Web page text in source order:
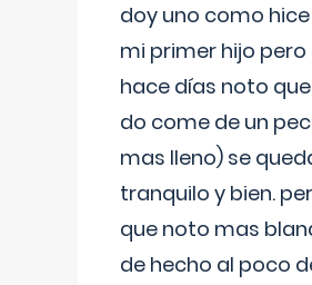
doy uno como
mi primer hijo
hace días noto
do come de un
mas lleno) se
tranquilo y bien.
que noto mas
de hecho al poco